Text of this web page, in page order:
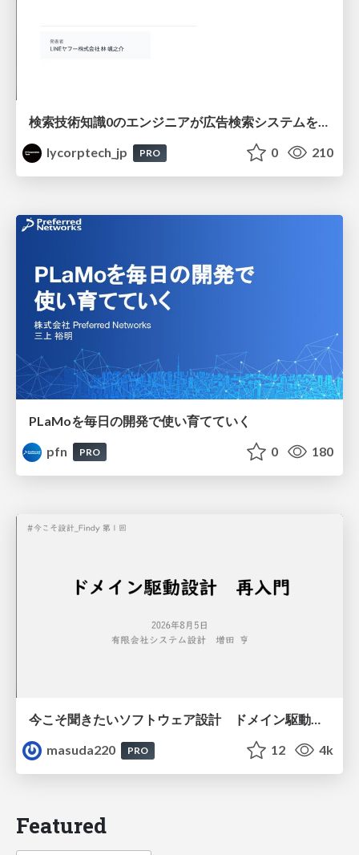
検索技術知識0のエンジニアが広告検索システムを内製化して運用するまで
lycorptech_jp
PRO 0 210
PLaMoを毎日の開発で使い育てていく
pfn
PRO 0 180
今こそ聞きたいソフトウェア設計 ドメイン駆動設計再入門
masuda220
PRO 12 4k
Featured